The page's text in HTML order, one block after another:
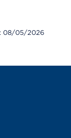
08/05/2026